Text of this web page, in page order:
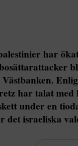
har
har talat med
under en
det israeliska